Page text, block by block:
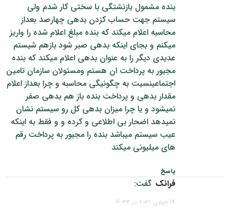
بنده مشمول بازنشتگی با سختی کار شدم ولی
سیستم جهت حساب کزدن بدهی چهارصد بعداز
محاسبه اعلام میکند که بنده مبلغ اعلام شده را واریز
میکنم و بجای اینکه بدهی صبر شود بازهم شیستم
عدیدی دیگر را به عنوان بدهی اعلام میکند که بنده
مجبور به پرداخت ان هستم ومسئولان سازمان تامین
اجتماعینسیت به چگونیگی محاسبه و چرا بعداز اعلام
مقدار بدهی و پرداخت بنده باز هم بدهی صفر
نمیشود و یا چرا میزان بدهی کل رو سیستم نشان
نمیدهد اضحار بی اطلاعی و کرده و و فقط به اینکه
عیب سیستم میباشد بنده را مجبور به پرداخت رقم
های میلیونی میکند
پاسخ
فرانک گفت:
14 جولای 2021 در 16:33